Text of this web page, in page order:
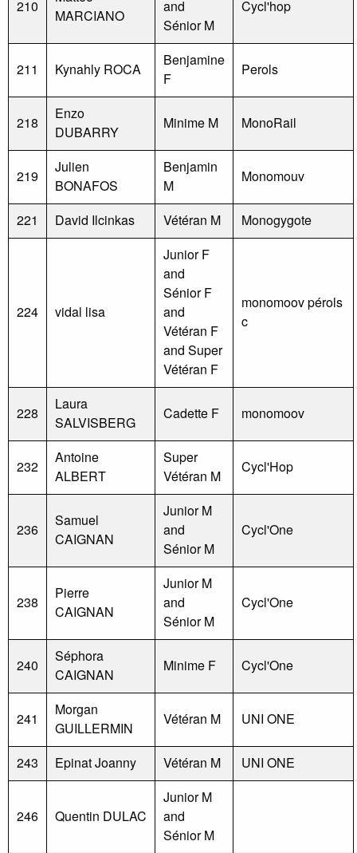
210
MARCIANO
and
Sénior M
Cycl'hop
211 Kynahly ROCA
Benjamine
F
Perols
218
Enzo
DUBARRY
Minime M MonoRail
219
Julien
BONAFOS
Benjamin
M
Monomouv
221 David Ilcinkas Vétéran M Monogygote
224 vidal lisa
Junior F
and
Sénior F
and
Vétéran F
and Super
Vétéran F
monomoov pérols
c
228
Laura
SALVISBERG
Cadette F monomoov
232
Antoine
ALBERT
Super
Vétéran M
Cycl'Hop
236
Samuel
CAIGNAN
Junior M
and
Sénior M
Cycl'One
238
Pierre
CAIGNAN
Junior M
and
Sénior M
Cycl'One
240
Séphora
CAIGNAN
Minime F Cycl'One
241
Morgan
GUILLERMIN
Vétéran M UNI ONE
243 Epinat Joanny Vétéran M UNI ONE
246 Quentin DULAC
Junior M
and
Sénior M